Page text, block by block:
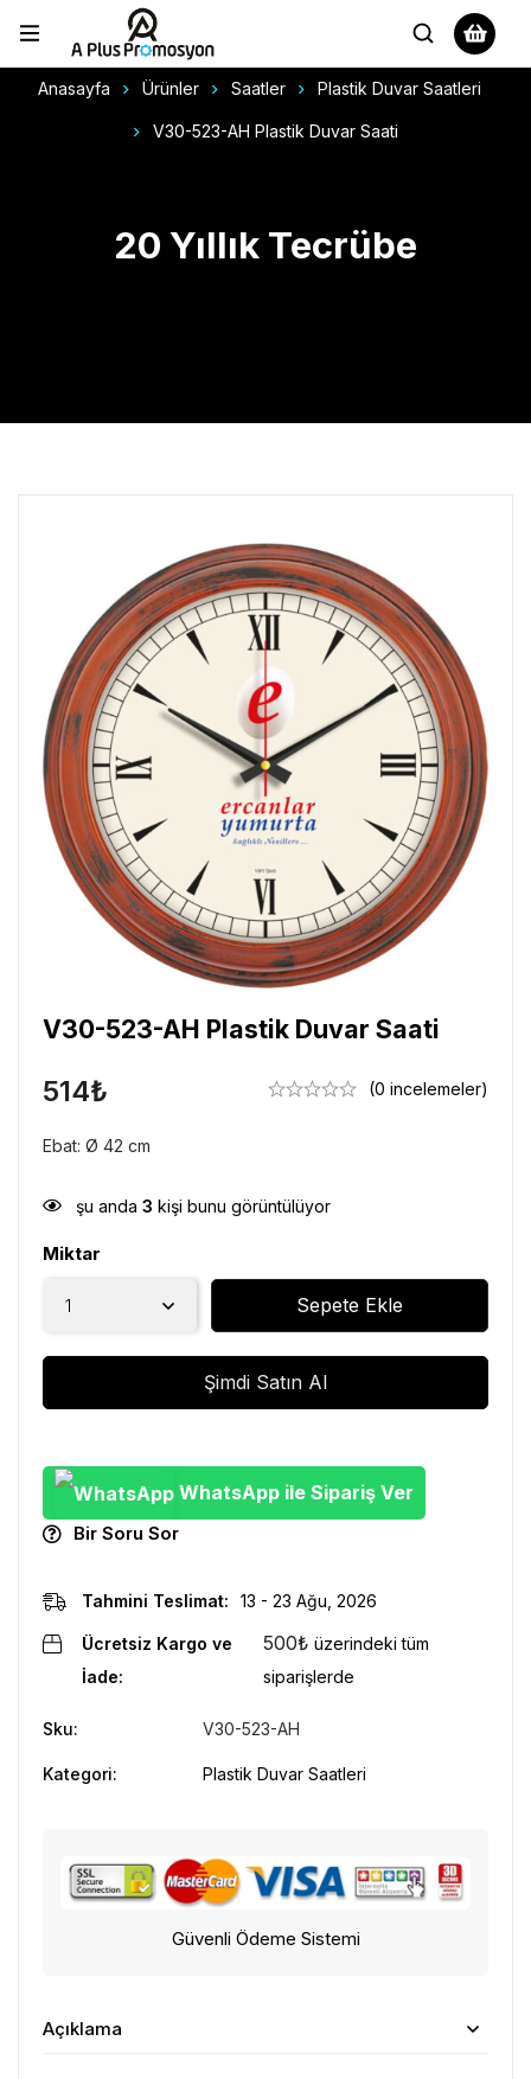
Anasayfa Ürünler Saatler Plastik Duvar Saatleri
V30-523-AH Plastik Duvar Saati
20 Yıllık Tecrübe
V30-523-AH Plastik Duvar Saati
514₺ (0 incelemeler)
Ebat: Ø 42 cm
şu anda 3 kişi bunu görüntülüyor
Miktar
Sepete Ekle
Şimdi Satın Al
WhatsApp ile Sipariş Ver
Bir Soru Sor
Tahmini Teslimat: 13 - 23 Ağu, 2026
Ücretsiz Kargo ve
İade:
500₺ üzerindeki tüm
siparişlerde
Sku: V30-523-AH
Kategori: Plastik Duvar Saatleri
Güvenli Ödeme Sistemi
Açıklama